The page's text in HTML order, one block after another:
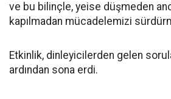
ve bu bilinçle, yeise düşmeden
kapılmadan mücadelemizi
Etkinlik, dinleyicilerden gelen
ardından sona erdi.